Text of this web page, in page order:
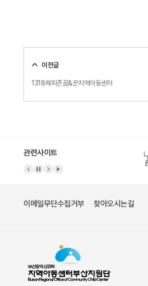
이전글
1318해피존꿈&꾼지역아동센터
관련사이트
이메일무단수집거부 찾아오시는길